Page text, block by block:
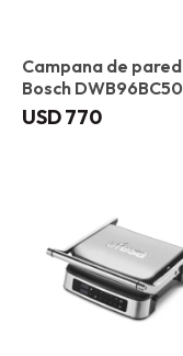
Campana de pared
Bosch DWB96BC50
Plana 90 cm
USD770